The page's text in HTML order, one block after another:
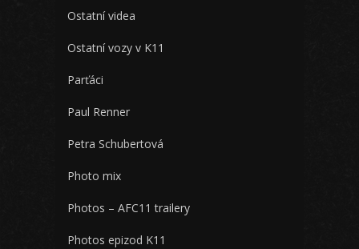
Ostatní videa
Ostatní vozy v K11
Parťáci
Paul Renner
Petra Schubertová
Photo mix
Photos – AFC11 trailery
Photos epizod K11